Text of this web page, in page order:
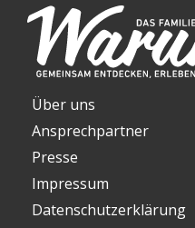
Über uns
Ansprechpartner
Presse
Impressum
Datenschutzerklärung